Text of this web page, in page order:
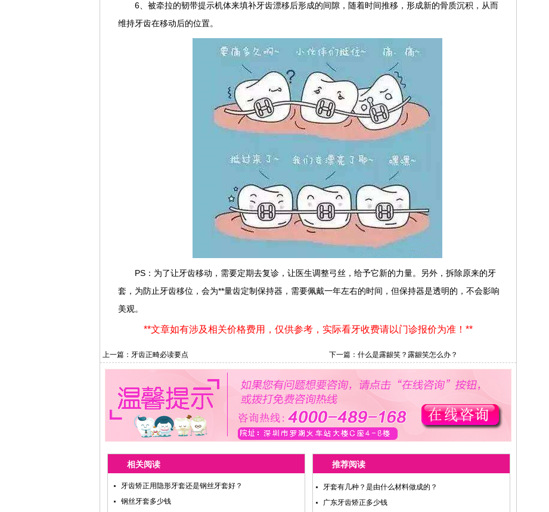
6、被牵拉的韧带提示机体来填补牙齿漂移后形成的间隙，随着时间推移，形成新的骨质沉积，从而
维持牙齿在移动后的位置。
PS：为了让牙齿移动，需要定期去复诊，让医生调整弓丝，给予它新的力量。另外，拆除原来的牙
套，为防止牙齿移位，会为**量齿定制保持器，需要佩戴一年左右的时间，但保持器是透明的，不会影响
美观。
**文章如有涉及相关价格费用，仅供参考，实际看牙收费请以门诊报价为准！**
上一篇： 牙齿正畸必读要点 下一篇： 什么是露龈笑？露龈笑怎么办？
相关阅读
牙齿矫正用隐形牙套还是钢丝牙套好？
钢丝牙套多少钱
推荐阅读
牙套有几种？是由什么材料做成的？
广东牙齿矫正多少钱